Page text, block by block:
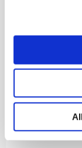
Trudi